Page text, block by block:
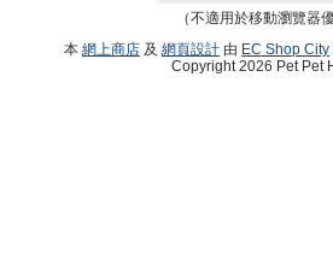
（不適用於移動瀏覽器優
本 網上商店 及 網頁設計 由 EC Shop City
Copyright 2026 Pet Pet